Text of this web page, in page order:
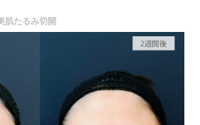
肌たるみ切開